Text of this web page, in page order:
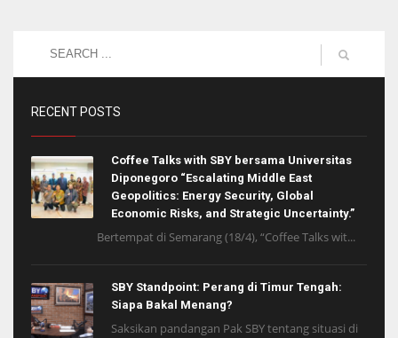
RECENT POSTS
Coffee Talks with SBY bersama Universitas
Diponegoro “Escalating Middle East
Geopolitics: Energy Security, Global
Economic Risks, and Strategic Uncertainty.”
Bertempat di Semarang (18/4), “Coffee Talks wit...
SBY Standpoint: Perang di Timur Tengah:
Siapa Bakal Menang?
Saksikan pandangan Pak SBY tentang situasi di